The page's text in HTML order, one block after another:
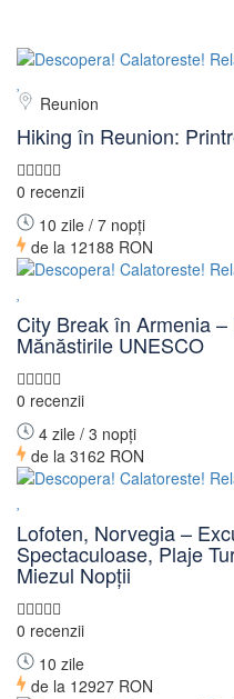
Reunion
Hiking în Reunion:
0 recenzii
10 zile / 7 nopți
de la 12188 RON
City Break în Armenia
Mănăstirile UNESCO
0 recenzii
4 zile / 3 nopți
de la 3162 RON
Lofoten, Norvegia –
Spectaculoase, Plaje
Miezul Nopții
0 recenzii
10 zile
de la 12927 RON